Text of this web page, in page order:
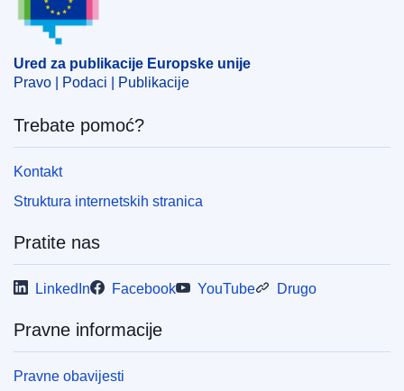
Ured za publikacije Europske unije
Pravo | Podaci | Publikacije
Trebate pomoć?
Kontakt
Struktura internetskih stranica
Pratite nas
LinkedIn Facebook YouTube Drugo
Pravne informacije
Pravne obavijesti